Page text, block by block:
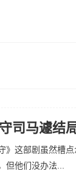
司马遽结
》这部剧虽然槽
但他们没办法...